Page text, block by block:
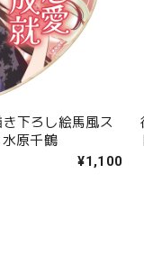
下ろし絵馬風ス
原千鶴
¥1,100